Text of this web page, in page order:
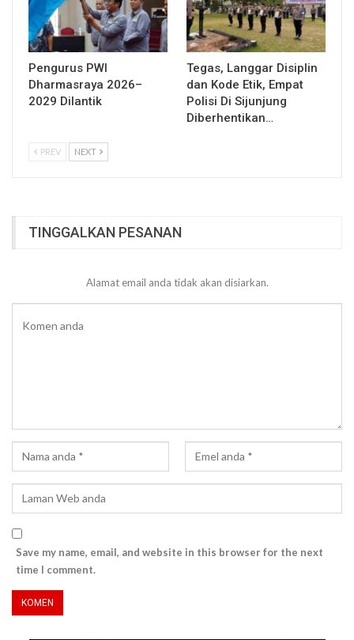
Pengurus PWI
Dharmasraya 2026–
2029 Dilantik
Tegas, Langgar Disiplin
dan Kode Etik, Empat
Polisi Di Sijunjung
Diberhentikan…
PREV NEXT
TINGGALKAN PESANAN
Alamat email anda tidak akan disiarkan.
Save my name, email, and website in this browser for the next
time I comment.